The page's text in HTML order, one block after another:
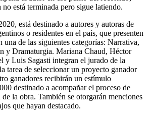
está terminada pero sigue latiendo.
está destinado a autores y autoras de
o residentes en el país, que presenten
una de las siguientes categorías: Narrativa,
y Dramaturgia. Mariana Chaud, Héctor
y Luis Sagasti integran el jurado de la
tarea de seleccionar un proyecto ganador
ganadores recibirán un estímulo
destinado a acompañar el proceso de
la obra. También se otorgarán menciones
que hayan destacado.